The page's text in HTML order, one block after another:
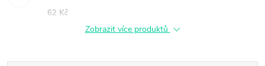
62 Kč
Zobrazit více produktů